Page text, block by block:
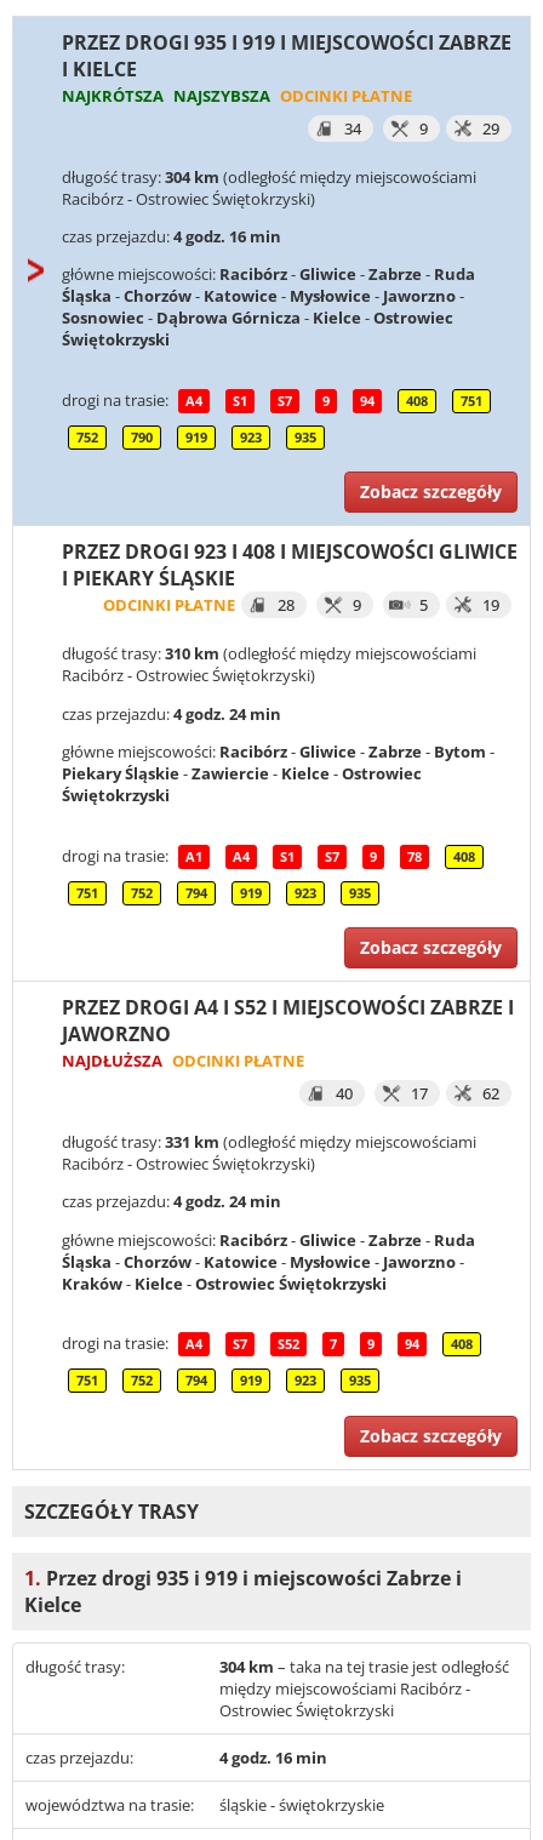
PRZEZ DROGI 935 I 919 I MIEJSCOWOŚCI ZABRZE
I KIELCE
NAJKRÓTSZA NAJSZYBSZA ODCINKI PŁATNE
34
9 29
długość trasy:304 km (odległość między miejscowościami
Racibórz - Ostrowiec Świętokrzyski)
czas przejazdu:4 godz. 16 min
główne miejscowości: Racibórz-Gliwice -Zabrze - Ruda
Śląska -Chorzów- Katowice - Mysłowice - Jaworzno-
Sosnowiec - Dąbrowa Górnicza - Kielce -Ostrowiec
Świętokrzyski
drogi na trasie: A4 S1 S7 9 94 408 751
752 790 919 923 935
Zobacz szczegóły
PRZEZ DROGI 923 I 408 I MIEJSCOWOŚCI GLIWICE
I PIEKARY ŚLĄSKIE
ODCINKI PŁATNE 28 9 5 19
długość trasy:310 km (odległość między miejscowościami
Racibórz - Ostrowiec Świętokrzyski)
czas przejazdu:4 godz. 24 min
główne miejscowości: Racibórz-Gliwice-Zabrze- Bytom -
Piekary Śląskie-Zawiercie- Kielce-Ostrowiec
Świętokrzyski
drogi na trasie: A1 A4 S1 S7 9 78 408
751 752 794 919 923 935
Zobacz szczegóły
PRZEZ DROGI A4 I S52 I MIEJSCOWOŚCI ZABRZE I
JAWORZNO
NAJDŁUŻSZA ODCINKI PŁATNE
40
17 62
długość trasy:331 km (odległość między miejscowościami
Racibórz - Ostrowiec Świętokrzyski)
czas przejazdu:4 godz. 24 min
główne miejscowości: Racibórz-Gliwice-Zabrze- Ruda
Śląska -Chorzów- Katowice- Mysłowice- Jaworzno-
Kraków- Kielce-Ostrowiec Świętokrzyski
drogi na trasie: A4 S7 S52 7 9 94 408
751 752 794 919 923 935
Zobacz szczegóły
SZCZEGÓŁY TRASY
1. Przez drogi 935 i 919 i miejscowości Zabrze i
Kielce
długość trasy: 304 km – taka na tej trasie jest odległość
między miejscowościami Racibórz -
Ostrowiec Świętokrzyski
czas przejazdu: 4 godz. 16 min
województwa na trasie: śląskie - świętokrzyskie